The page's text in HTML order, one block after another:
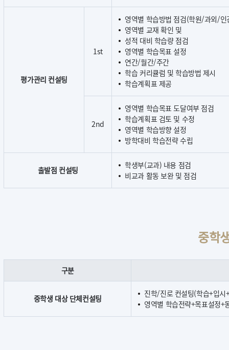
평가관리 컨설팅
1st
영역별 학습방법 점검(학원/과외/인
영역별 교재 확인 및
성적 대비 학습량 점검
영역별 학습목표 설정
연간/월간/주간
학습 커리큘럼 및 학습방법 제시
학습계획표 제공
2nd
영역별 학습목표 도달여부 점검
학습계획표 검토 및 수정
영역별 학습방향 설정
방학대비 학습전략 수립
출발점 컨설팅
학생부(교과) 내용 점검
비교과 활동 보완 및 점검
중학
구분
중학생 대상 단체컨설팅
진학/진로 컨설팅(학습+입시
영역별 학습전략+목표설정+